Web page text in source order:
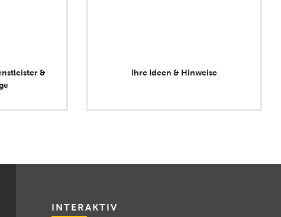
&
Ihre Ideen & Hinweise
INTERAKTIV